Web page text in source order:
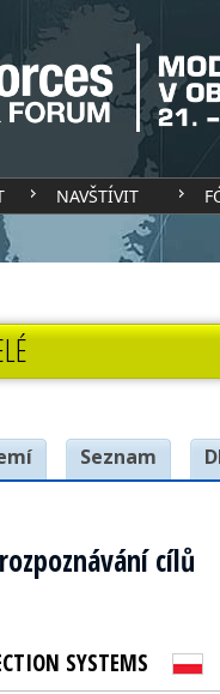
NAVŠTÍVIT
Seznam
cílů
SYSTEMS